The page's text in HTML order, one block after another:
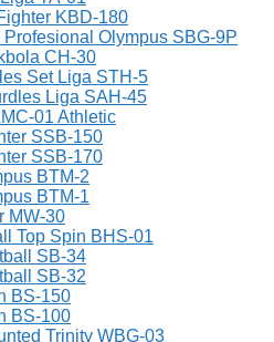
KBD-180
Olympus SBG-9P
CH-30
Set Liga STH-5
Liga SAH-45
01 Athletic
SSB-150
SSB-170
BTM-2
BTM-1
MW-30
Top Spin BHS-01
SB-34
SB-32
BS-150
BS-100
Trinity WBG-03